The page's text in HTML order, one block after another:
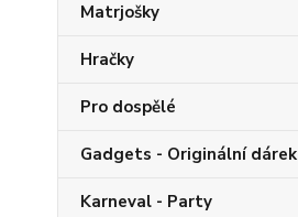
Matrjošky
Hračky
Pro dospělé
Gadgets - Originální dárek
Karneval - Party